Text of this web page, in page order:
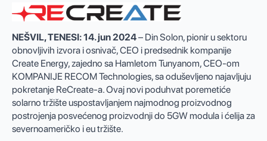
NEŠVIL, TENESI: 14. jun 2024– Din Solon, pionir u sektoru
obnovljivih izvora i osnivač, CEO i predsednik kompanije
Create Energy, zajedno sa Hamletom Tunyanom, CEO-om
KOMPANIJE RECOM Technologies, sa oduševljeno najavljuju
pokretanje ReCreate-a. Ovaj novi poduhvat poremetiće
solarno tržište uspostavljanjem najmodnog proizvodnog
postrojenja posvećenog proizvodnji do 5GW modula i ćelija za
severnoameričko i eu tržište.